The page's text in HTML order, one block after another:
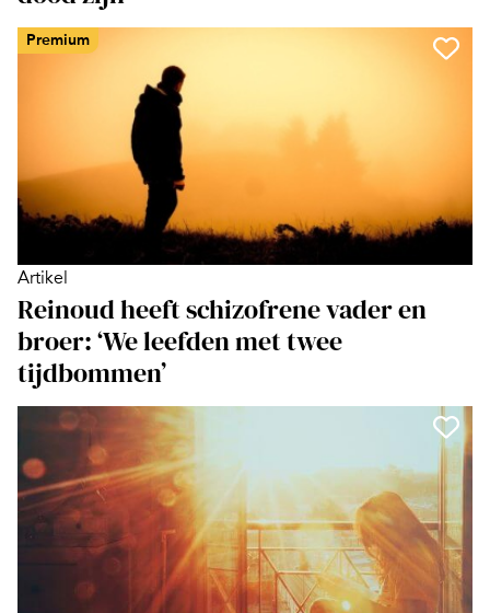
Premium
Artikel
Reinoud heeft schizofrene vader en
broer: ‘We leefden met twee
tijdbommen’